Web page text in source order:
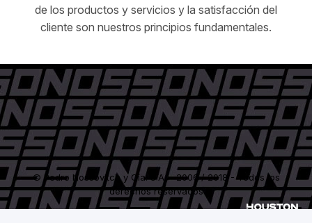
de los productos y servicios y la satisfacción del
cliente son nuestros principios fundamentales.
© Pedro Nossovitch y Cía. S.A. - 2006 / 2018 - Todos los
derechos reservados